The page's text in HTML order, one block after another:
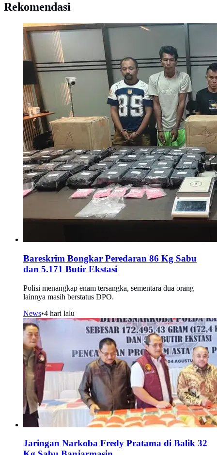
Rekomendasi
Bareskrim Bongkar Peredaran 86 Kg Sabu
dan 5.171 Butir Ekstasi
Polisi menangkap enam tersangka, sementara dua orang
lainnya masih berstatus DPO.
News•4 hari lalu
Jaringan Narkoba Fredy Pratama di Balik 32